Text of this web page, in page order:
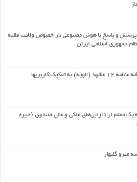
پرسش و پاسخ با هوش مصنوعی در خصوص ولایت فقیه
جمهوری اسلامی ایران
به تفکیک کاربریها
یک معلم از دارایی‌های ملکی و مالی صندوق ذخیره
مترو گلبهار